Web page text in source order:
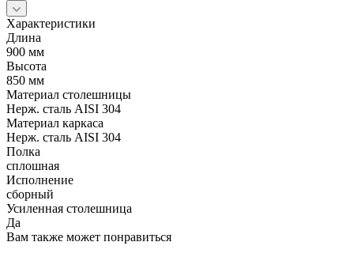
Характеристики
Длина
900 мм
Высота
850 мм
Материал столешницы
Нерж. сталь AISI 304
Материал каркаса
Нерж. сталь AISI 304
Полка
сплошная
Исполнение
сборный
Усиленная столешница
Да
Вам также может понравиться